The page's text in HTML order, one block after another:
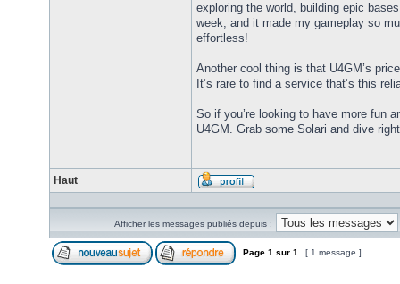
exploring the world, building epic
week, and it made my gameplay so
effortless!
Another cool thing is that U4GM’s
It’s rare to find a service that’s this
So if you’re looking to have more fun
U4GM. Grab some Solari and dive
Haut
Afficher les messages publiés depuis :
Page 1 sur 1 [ 1 message ]